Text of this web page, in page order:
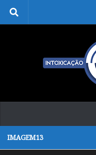
Skip to content
IMAGEM13